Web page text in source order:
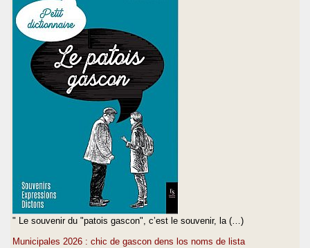
" Le souvenir du "patois gascon", c’est le souvenir, la (…)
Municipales 2026 : chic de gascon dens los noms de lista